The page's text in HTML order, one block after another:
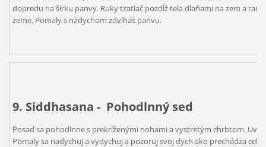
dopredu na šírku panvy. Ruky tzatlač pozdĺž tela dlaňami na zem a
zeme. Pomaly s nádychom zdvíhaš panvu.
9. Siddhasana - Pohodlnný sed
Posaď sa pohodlnne s prekríženými nohami a vystretým chrbtom.
Pomaly sa nadychuj a vydychuj a pozoruj svoj dych ako prechádza